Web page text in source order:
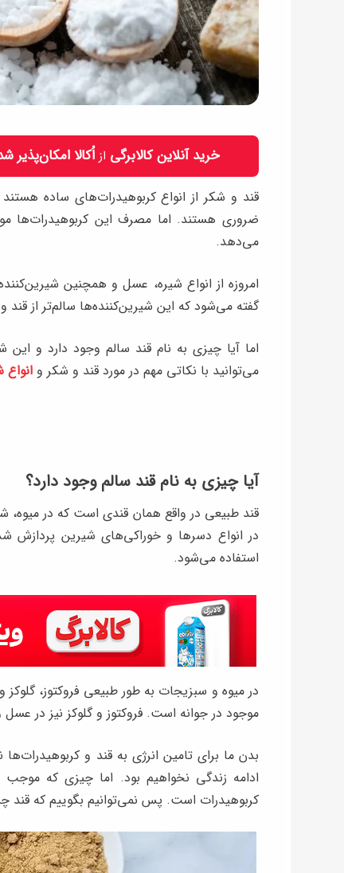
خرید آنلاین کالابرگی ازاُکالا امکان‌پذیر
قند و شکر از انواع کربوهیدرات‌های ساده
ضروری هستند. اما مصرف این کربوهیدرات‌ها
می‌دهد.
امروزه از انواع شیره، عسل و همچنین
گفته می‌شود که این شیرین‌کننده‌ها سالم‌تر از
اما آیا چیزی به نام قند سالم وجود دارد و این
می‌توانید با نکاتی مهم در مورد قند و شکر و
آیا چیزی به نام قند سالم وجود دارد؟
قند طبیعی در واقع همان قندی است که در
در انواع دسرها و خوراکی‌های شیرین پردازش
استفاده می‌شود.
در میوه و سبزیجات به طور طبیعی فروکتوز، گلوکز
موجود در جوانه است. فروکتوز و گلوکز نیز در
بدن ما برای تامین انرژی به قند و کربوهیدرات‌ها
ادامه زندگی نخواهیم بود. اما چیزی که
کربوهیدرات است. پس نمی‌توانیم بگوییم که